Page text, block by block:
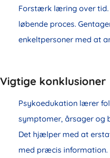
Forstærk læring over tid.
løbende proces.
enkeltpersoner med at
Vigtige konklusioner
Psykoedukation lærer
symptomer, årsager og
Det hjælper med at
med præcis information.